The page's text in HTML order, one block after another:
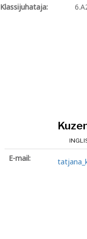
Klassijuhataja:
E-mail: